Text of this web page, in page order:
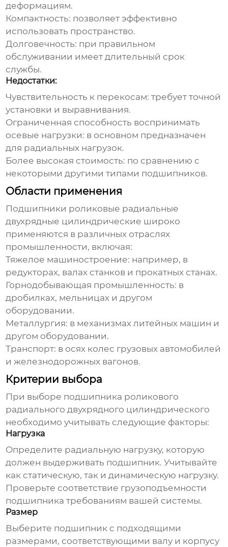
деформациям.
Компактность: позволяет эффективно
использовать пространство.
Долговечность: при правильном
обслуживании имеет длительный срок
службы.
Недостатки:
Чувствительность к перекосам: требует точной
установки и выравнивания.
Ограниченная способность воспринимать
осевые нагрузки: в основном предназначен
для радиальных нагрузок.
Более высокая стоимость: по сравнению с
некоторыми другими типами подшипников.
Области применения
Подшипники роликовые радиальные
двухрядные цилиндрические широко
применяются в различных отраслях
промышленности, включая:
Тяжелое машиностроение: например, в
редукторах, валах станков и прокатных станах.
Горнодобывающая промышленность: в
дробилках, мельницах и другом
оборудовании.
Металлургия: в механизмах литейных машин и
другом оборудовании.
Транспорт: в осях колес грузовых автомобилей
и железнодорожных вагонов.
Критерии выбора
При выборе подшипника роликового
радиального двухрядного цилиндрического
необходимо учитывать следующие факторы:
Нагрузка
Определите радиальную нагрузку, которую
должен выдерживать подшипник. Учитывайте
как статическую, так и динамическую нагрузку.
Проверьте соответствие грузоподъемности
подшипника требованиям вашей системы.
Размер
Выберите подшипник с подходящими
размерами, соответствующими валу и корпусу